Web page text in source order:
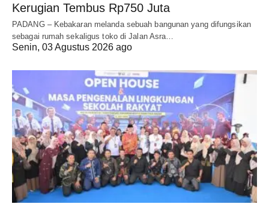
Kerugian Tembus Rp750 Juta
PADANG – Kebakaran melanda sebuah bangunan yang difungsikan
sebagai rumah sekaligus toko di Jalan Asra…
Senin, 03 Agustus 2026 ago